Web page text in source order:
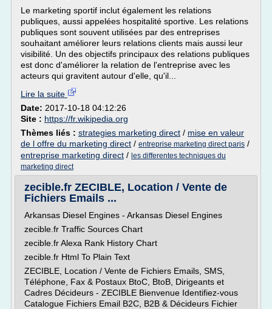
Le marketing sportif inclut également les relations
publiques, aussi appelées hospitalité sportive. Les relations
publiques sont souvent utilisées par des entreprises
souhaitant améliorer leurs relations clients mais aussi leur
visibilité. Un des objectifs principaux des relations publiques
est donc d'améliorer la relation de l'entreprise avec les
acteurs qui gravitent autour d'elle, qu'il...
Lire la suite
Date: 2017-10-18 04:12:26
Site : https://fr.wikipedia.org
Thèmes liés : strategies marketing direct / mise en valeur
de l offre du marketing direct / entreprise marketing direct paris /
entreprise marketing direct / les differentes techniques du
marketing direct
zecible.fr ZECIBLE, Location / Vente de
Fichiers Emails ...
Arkansas Diesel Engines - Arkansas Diesel Engines
zecible.fr Traffic Sources Chart
zecible.fr Alexa Rank History Chart
zecible.fr Html To Plain Text
ZECIBLE, Location / Vente de Fichiers Emails, SMS,
Téléphone, Fax & Postaux BtoC, BtoB, Dirigeants et
Cadres Décideurs - ZECIBLE Bienvenue Identifiez-vous
Catalogue Fichiers Email B2C, B2B & Décideurs Fichier